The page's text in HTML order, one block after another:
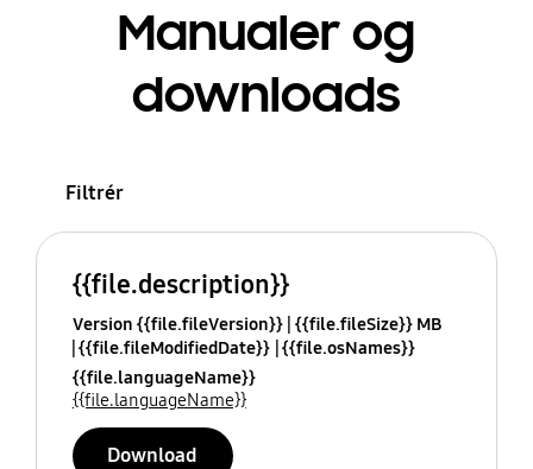
Manualer og
downloads
Filtrér
{{file.description}}
Version {{file.fileVersion}} {{file.fileSize}} MB
{{file.fileModifiedDate}} {{file.osNames}}
{{file.languageName}}
{{file.languageName}}
Download